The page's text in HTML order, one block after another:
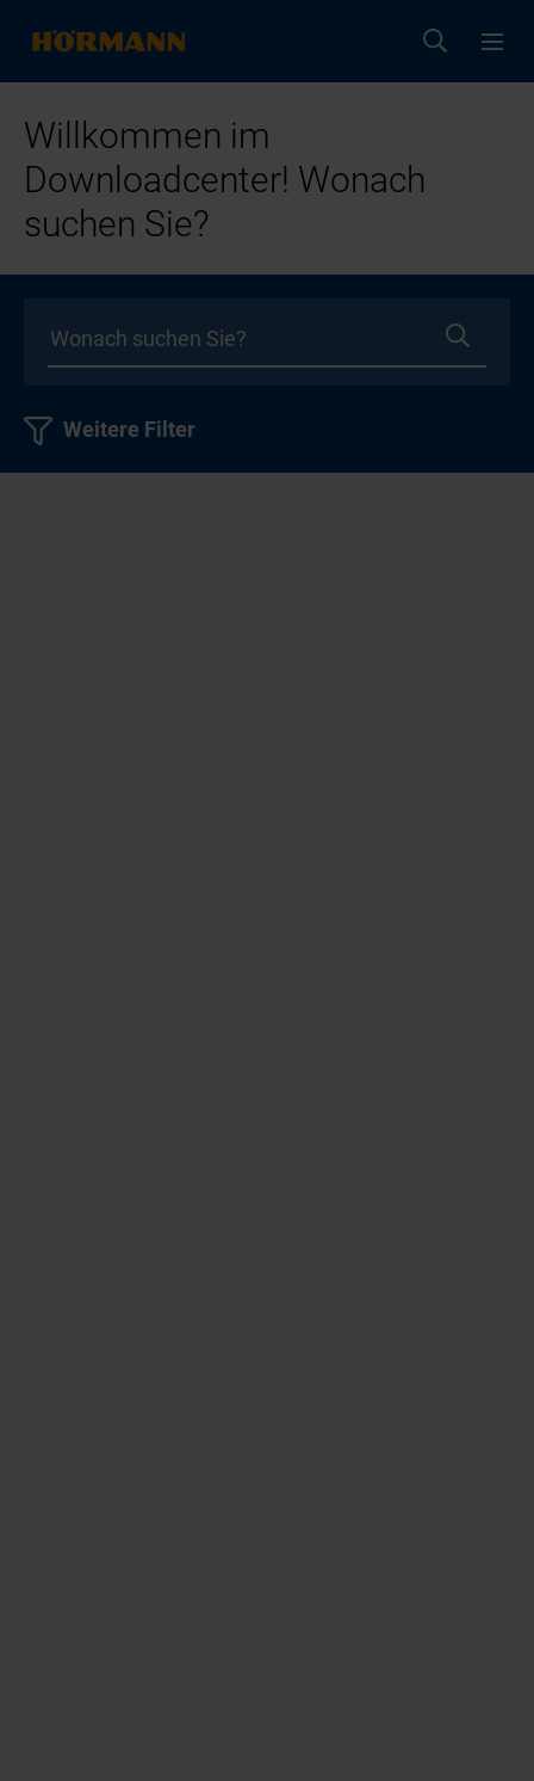
Willkommen im
Downloadcenter! Wonach
suchen Sie?
Weitere Filter